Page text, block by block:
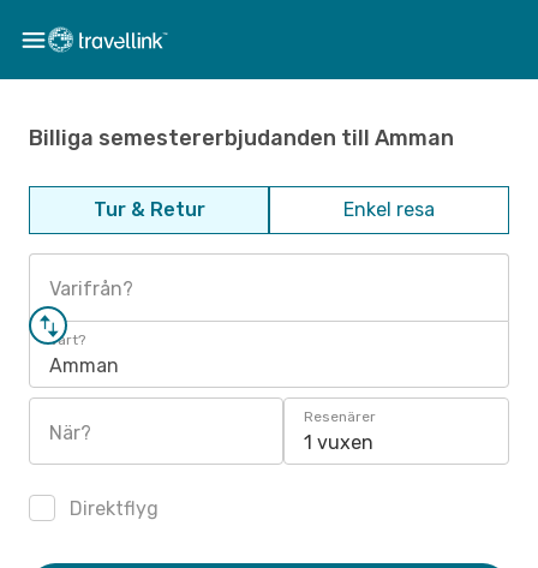
Billiga semestererbjudanden till Amman
Tur & Retur Enkel resa
Varifrån?
Vart?
Amman
När?
Resenärer
1 vuxen
Direktflyg